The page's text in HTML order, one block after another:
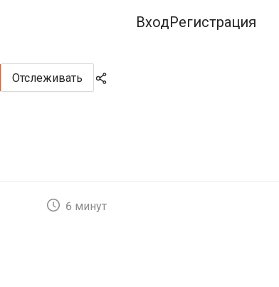
ВходРегистрация
Отслеживать
6 минут